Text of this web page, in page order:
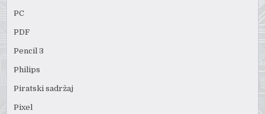
PC
PDF
Pencil 3
Philips
Piratski sadržaj
Pixel